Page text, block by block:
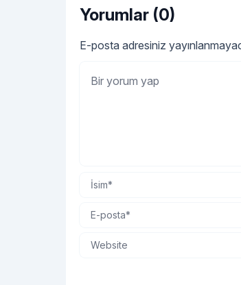
Yorumlar (0)
E-posta adresiniz